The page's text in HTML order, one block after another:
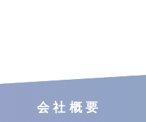
会社概要